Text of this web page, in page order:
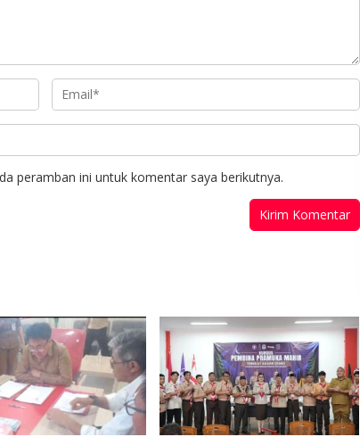
peramban ini untuk komentar saya berikutnya.